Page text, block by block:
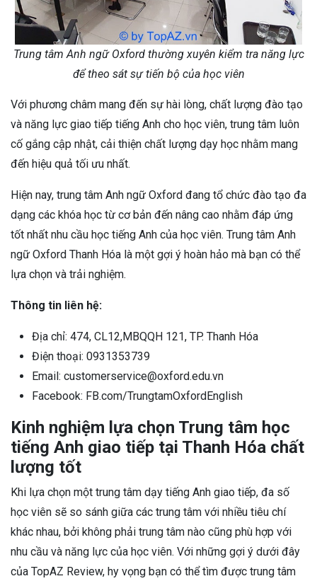
Trung tâm Anh ngữ Oxford thường xuyên kiểm tra năng lực
để theo sát sự tiến bộ của học viên
Với phương châm mang đến sự hài lòng, chất lượng đào tạo
và năng lực giao tiếp tiếng Anh cho học viên, trung tâm luôn
cố gắng cập nhật, cải thiện chất lượng dạy học nhằm mang
đến hiệu quả tối ưu nhất.
Hiện nay, trung tâm Anh ngữ Oxford đang tổ chức đào tạo đa
dạng các khóa học từ cơ bản đến nâng cao nhằm đáp ứng
tốt nhất nhu cầu học tiếng Anh của học viên. Trung tâm Anh
ngữ Oxford Thanh Hóa là một gợi ý hoàn hảo mà bạn có thể
lựa chọn và trải nghiệm.
Thông tin liên hệ:
Địa chỉ: 474, CL12,MBQQH 121, TP. Thanh Hóa
Điện thoại: 0931353739
Email: customerservice@oxford.edu.vn
Facebook: FB.com/TrungtamOxfordEnglish
Kinh nghiệm lựa chọn Trung tâm học
tiếng Anh giao tiếp tại Thanh Hóa chất
lượng tốt
Khi lựa chọn một trung tâm dạy tiếng Anh giao tiếp, đa số
học viên sẽ so sánh giữa các trung tâm với nhiều tiêu chí
khác nhau, bởi không phải trung tâm nào cũng phù hợp với
nhu cầu và năng lực của học viên. Với những gợi ý dưới đây
của TopAZ Review, hy vọng bạn có thể tìm được trung tâm